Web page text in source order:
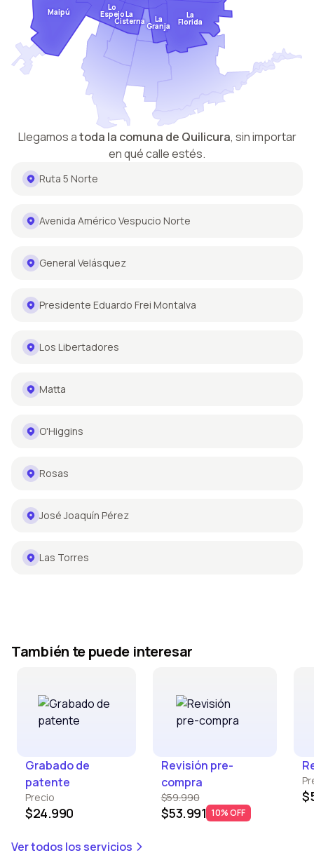
Maipú La
Cisterna
Lo
Espejo
La
Granja
La
Florida
Llegamos atoda la comuna de Quilicura, sin importar
en qué calle estés.
Ruta 5 Norte
Avenida Américo Vespucio Norte
General Velásquez
Presidente Eduardo Frei Montalva
Los Libertadores
Matta
O'Higgins
Rosas
José Joaquín Pérez
Las Torres
También te puede interesar
Grabado de
patente
Precio
$24.990
Revisión pre-
compra
$59.990
$53.991 10% OFF
Ver todos los servicios